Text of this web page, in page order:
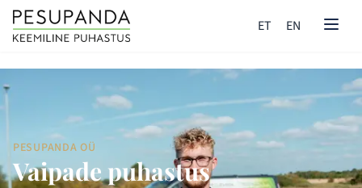
ET EN
PESUPANDA OÜ
Vaipade puhastus